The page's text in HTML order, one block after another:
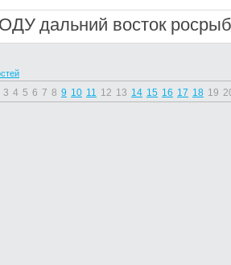
ОДУ дальний восток
3 4 5 6 7 8 9 10 11 12 13 14 15 16 17 18 19